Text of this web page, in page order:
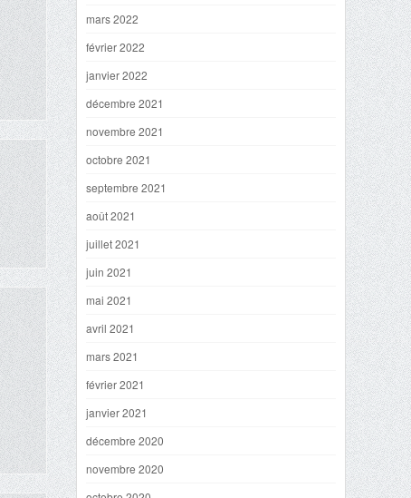
mars 2022
février 2022
janvier 2022
décembre 2021
novembre 2021
octobre 2021
septembre 2021
août 2021
juillet 2021
juin 2021
mai 2021
avril 2021
mars 2021
février 2021
janvier 2021
décembre 2020
novembre 2020